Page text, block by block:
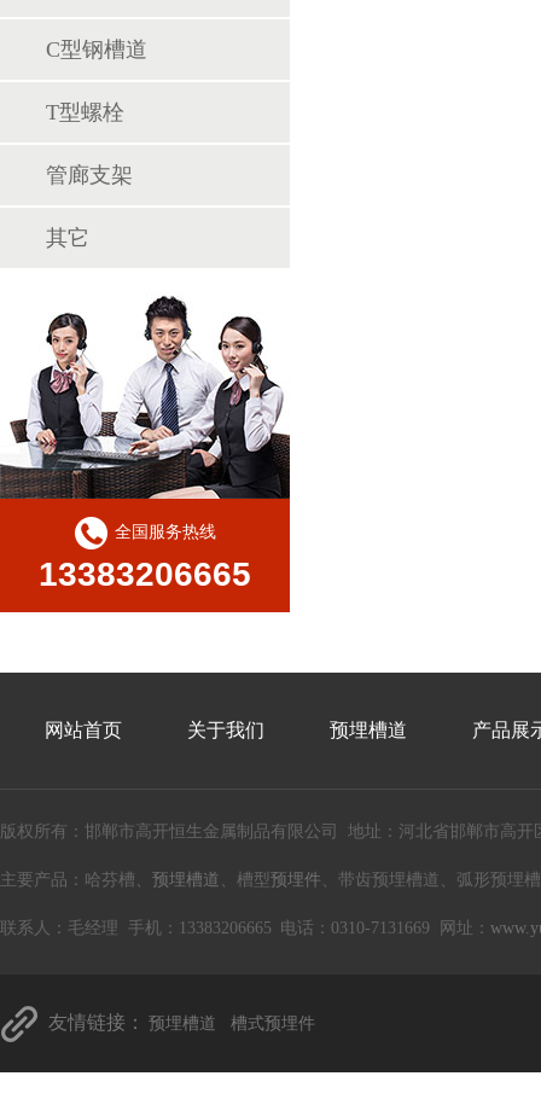
C型钢槽道
T型螺栓
管廊支架
其它
全国服务热线
13383206665
网站首页 关于我们 预埋槽道 产品展
版权所有：邯郸市高开恒生金属制品有限公司 地址：河北省邯郸市高
主要产品：哈芬槽、 预埋槽道 、槽型预埋件 、带齿预埋槽道、弧形预埋
联系人：毛经理 手机：13383206665 电话：0310-7131669 网址：
友情链接： 预埋槽道 槽式预埋件